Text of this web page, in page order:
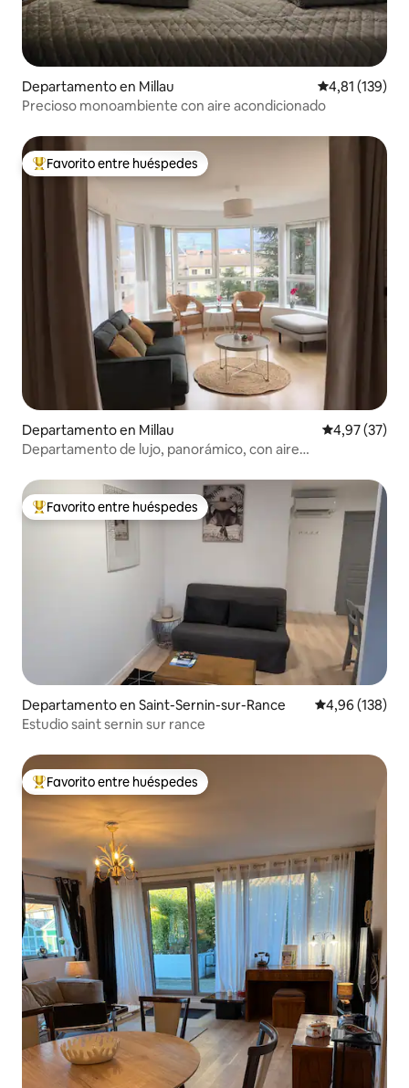
Departamento en Millau Calificación
4,81 (139)
Precioso monoambiente con aire acondicionado
Favorito entre los huéspedes más destacados
Favorito entre huéspedes
Departamento en Millau Calificación
4,97 (37)
Departamento de lujo, panorámico, con aire
Favorito entre los huéspedes más destacados
Favorito entre huéspedes
Departamento en Saint-Sernin-sur-Rance Calificación
4,96 (138)
Estudio saint sernin sur rance
Favorito entre los huéspedes más destacados
Favorito entre huéspedes